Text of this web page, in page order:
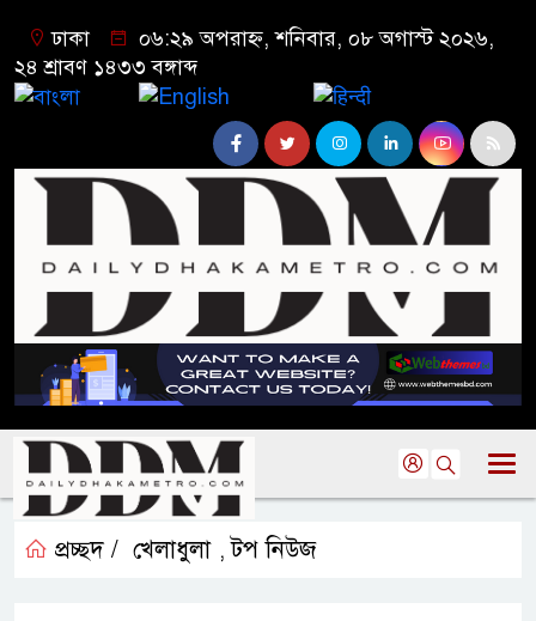
ঢাকা
০৬:২৯ অপরাহ্ন, শনিবার, ০৮ অগাস্ট ২০২৬,
২৪ শ্রাবণ ১৪৩৩ বঙ্গাব্দ
প্রচ্ছদ / খেলাধুলা ,টপ নিউজ